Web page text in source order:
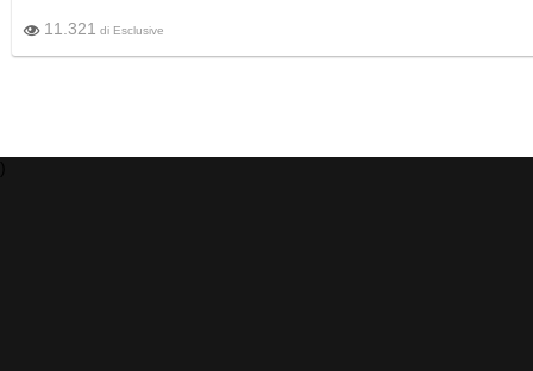
11.321 di Esclusive